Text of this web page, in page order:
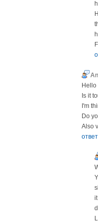
Is it
I'm
Do
Also